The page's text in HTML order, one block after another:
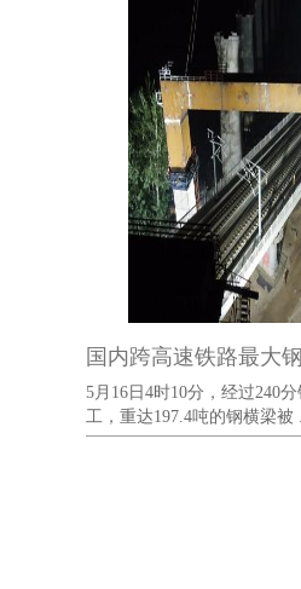
国内跨高速铁路最大
5月16日4时10分，经过240
工，重达197.4吨的钢横梁被